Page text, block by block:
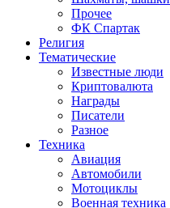
Прочее
ФК Спартак
Религия
Тематические
Известные люди
Криптовалюта
Награды
Писатели
Разное
Техника
Авиация
Автомобили
Мотоциклы
Военная техника